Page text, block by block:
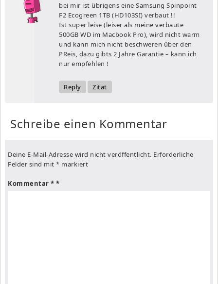
bei mir ist übrigens eine Samsung Spinpoint
F2 Ecogreen 1TB (HD103SI) verbaut !!
Ist super leise (leiser als meine verbaute
500GB WD im Macbook Pro), wird nicht warm
und kann mich nicht beschweren über den
PReis, dazu gibts 2 Jahre Garantie – kann ich
nur empfehlen !
Reply Zitat
Schreibe einen Kommentar
Deine E-Mail-Adresse wird nicht veröffentlicht. Erforderliche
Felder sind mit * markiert
Kommentar *